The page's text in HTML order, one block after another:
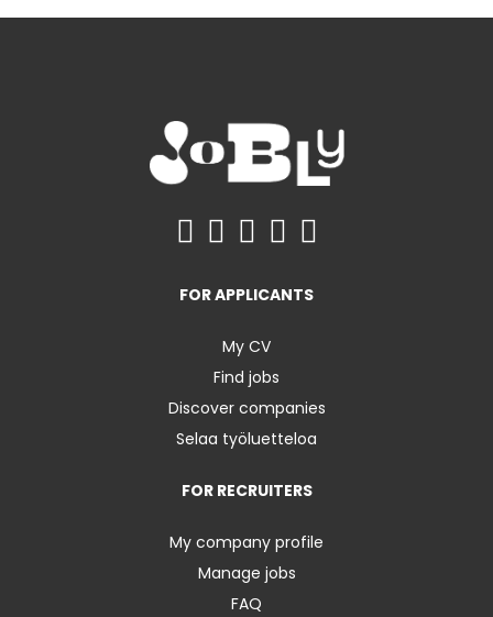
FOR APPLICANTS
My CV
Find jobs
Discover companies
Selaa työluetteloa
FOR RECRUITERS
My company profile
Manage jobs
FAQ